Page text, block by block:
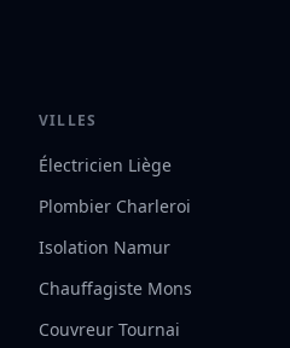
VILLES
Électricien Liège
Plombier Charleroi
Isolation Namur
Chauffagiste Mons
Couvreur Tournai